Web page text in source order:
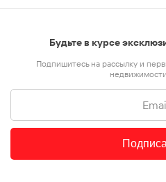
Будьте в курсе
Подпишитесь на рассылку и